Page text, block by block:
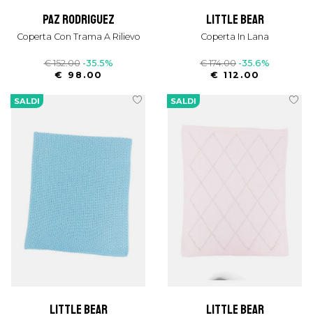
paz rodriguez
Coperta Con Trama A Rilievo
€ 152.00 -35.5%
€ 98.00
little bear
Coperta In Lana
€ 174.00 -35.6%
€ 112.00
SALDI
little bear
SALDI
little bear